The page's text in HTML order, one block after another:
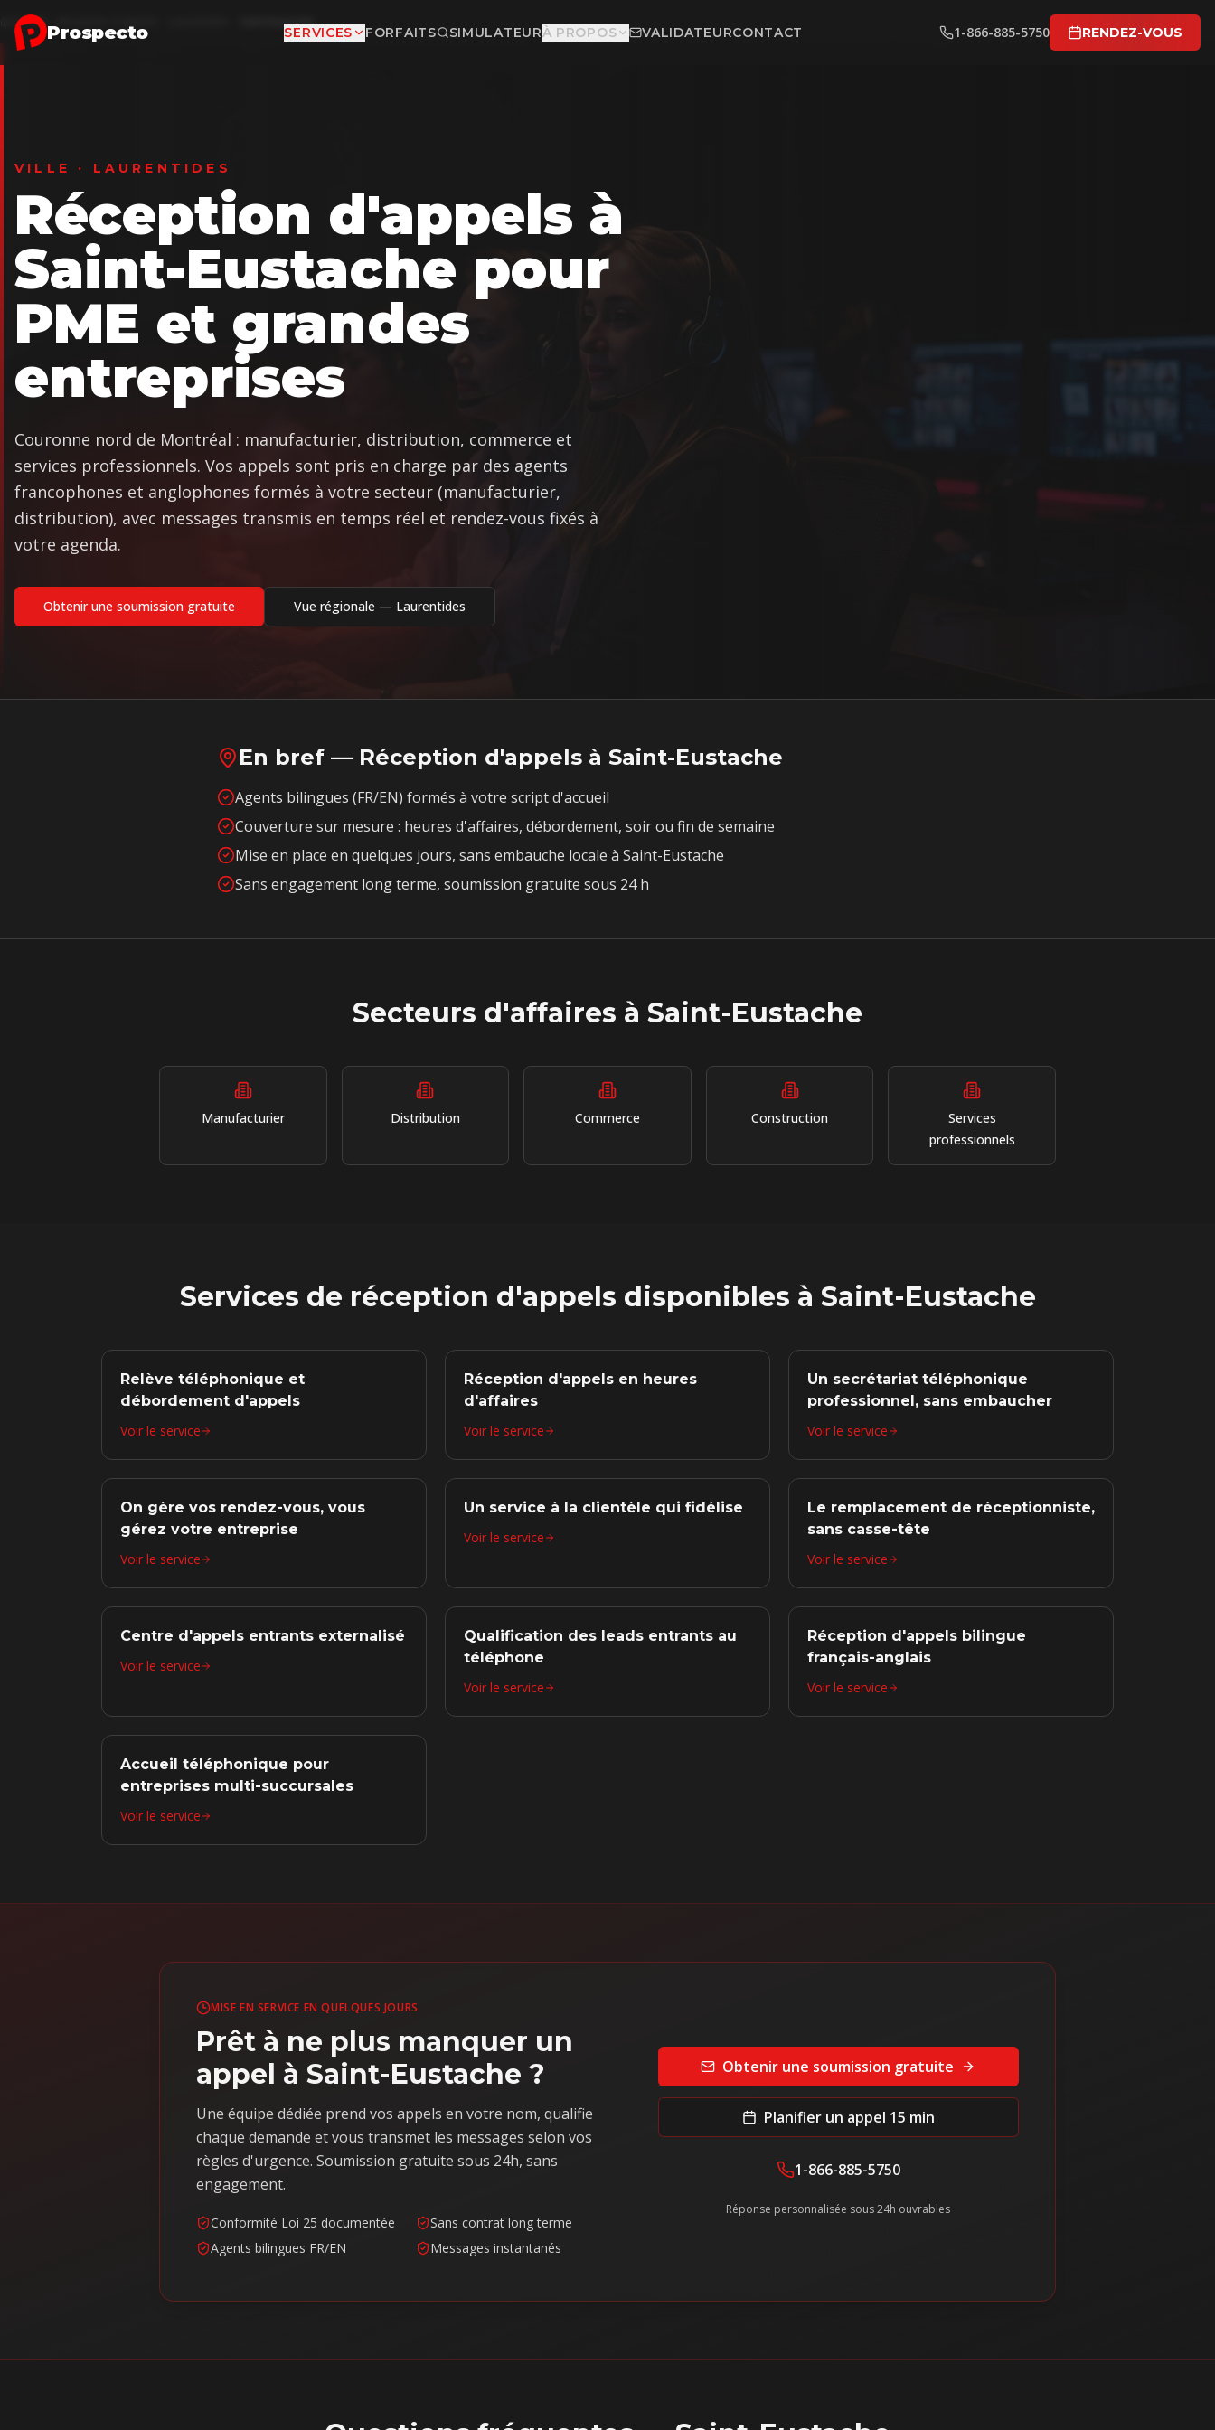
Aller au contenu principal
Prospecto SERVICES FORFAITS SIMULATEURÀ PROPOS VALIDATEURCONTACT 1-866-885-5750 RENDEZ-VOUS
Accueil Saint-Eustache
VILLE · LAURENTIDES
Réception d'appels à
Saint-Eustache pour
PME et grandes
entreprises
Couronne nord de Montréal : manufacturier, distribution, commerce et
services professionnels. Vos appels sont pris en charge par des agents
francophones et anglophones formés à votre secteur (manufacturier,
distribution), avec messages transmis en temps réel et rendez-vous fixés à
votre agenda.
Obtenir une soumission gratuite Vue régionale — Laurentides
En bref — Réception d'appels à Saint-Eustache
Agents bilingues (FR/EN) formés à votre script d'accueil
Couverture sur mesure : heures d'affaires, débordement, soir ou fin de semaine
Mise en place en quelques jours, sans embauche locale à Saint-Eustache
Sans engagement long terme, soumission gratuite sous 24 h
Secteurs d'affaires à Saint-Eustache
Manufacturier Distribution Commerce Construction
Services
professionnels
Services de réception d'appels disponibles à Saint-Eustache
Relève téléphonique et
débordement d'appels
Voir le service
Réception d'appels en heures
d'affaires
Voir le service
Un secrétariat téléphonique
professionnel, sans embaucher
Voir le service
On gère vos rendez-vous, vous
gérez votre entreprise
Voir le service
Un service à la clientèle qui fidélise
Voir le service
Le remplacement de réceptionniste,
sans casse-tête
Voir le service
Centre d'appels entrants externalisé
Voir le service
Qualification des leads entrants au
téléphone
Voir le service
Réception d'appels bilingue
français-anglais
Voir le service
Accueil téléphonique pour
entreprises multi-succursales
Voir le service
MISE EN SERVICE EN QUELQUES JOURS
Prêt à ne plus manquer un
appel à Saint-Eustache ?
Une équipe dédiée prend vos appels en votre nom, qualifie
chaque demande et vous transmet les messages selon vos
règles d'urgence. Soumission gratuite sous 24h, sans
engagement.
Conformité Loi 25 documentée
Sans contrat long terme
Agents bilingues FR/EN
Messages instantanés
Obtenir une soumission gratuite
Planifier un appel 15 min
1-866-885-5750
Réponse personnalisée sous 24h ouvrables